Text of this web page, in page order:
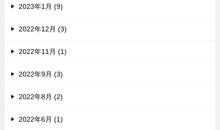
2023年1月 (9)
2022年12月 (3)
2022年11月 (1)
2022年9月 (3)
2022年8月 (2)
2022年6月 (1)